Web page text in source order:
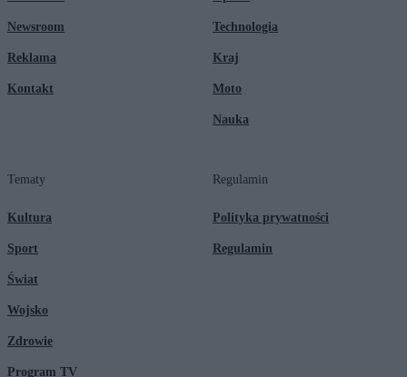
Newsroom
Reklama
Kontakt
Technologia
Kraj
Moto
Nauka
Tematy
Kultura
Sport
Świat
Wojsko
Zdrowie
Program TV
Regulamin
Polityka prywatności
Regulamin